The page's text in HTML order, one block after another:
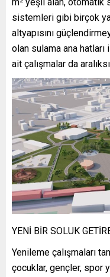
sistemleri gibi birçok
altyapısını
olan sulama ana hatları
ait çalışmalar da
YENİ BİR SOLUK
Yenileme çalışmaları
çocuklar, gençler, spor